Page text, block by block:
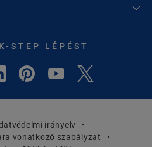
STEP LÉPÉST
irányelv
vonatkozó szabályzat